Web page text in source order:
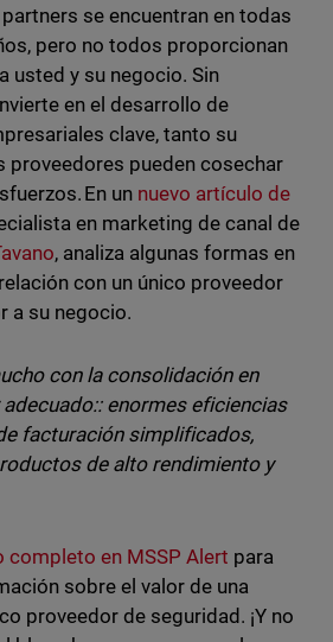
se encuentran en todas
pero no todos proporcionan
usted y su negocio. Sin
en el desarrollo de
clave, tanto su
proveedores pueden cosechar
En un nuevo artículo de
en marketing de canal de
, analiza algunas formas en
con un único proveedor
a su negocio.
con la consolidación en
enormes eficiencias
facturación simplificados,
de alto rendimiento y
completo en MSSP Alert para
sobre el valor de una
proveedor de seguridad. ¡Y no